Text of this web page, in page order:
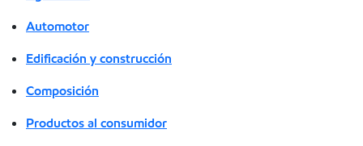
Automotor
Edificación y construcción
Composición
Productos al consumidor